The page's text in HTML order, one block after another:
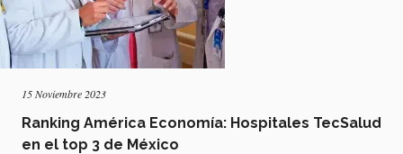
15 Noviembre 2023
Ranking América Economía: Hospitales TecSalud
en el top 3 de México